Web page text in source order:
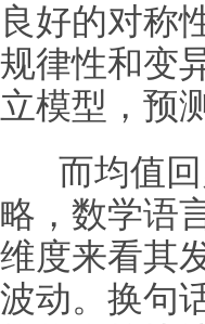
良好的对称
规律性和变
立模型，预
而均值回
略，数学语
维度来看其
波动。换句